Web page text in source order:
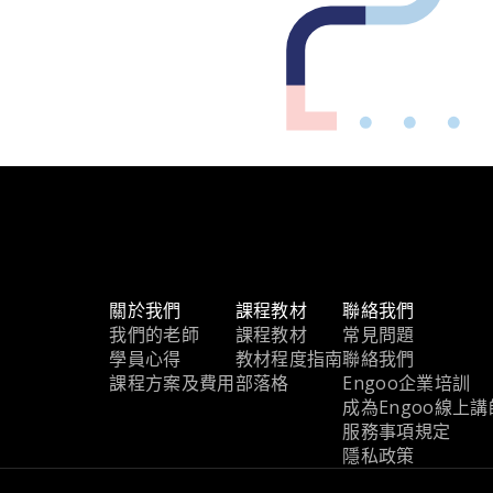
關於我們
我們的老師
學員心得
課程方案及費用
課程教材
課程教材
教材程度指南
部落格
聯絡我們
常見問題
聯絡我們
Engoo企業培訓
成為Engoo線上講
服務事項規定
隱私政策